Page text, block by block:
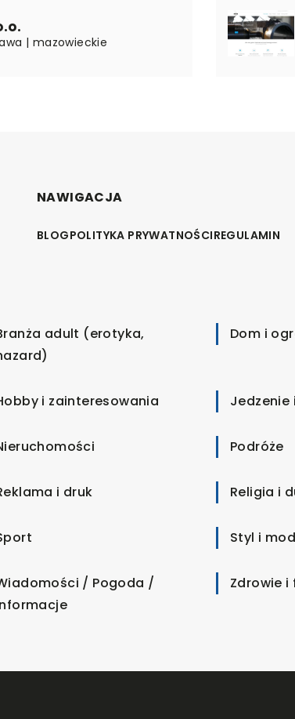
| mazowieckie
NAWIGACJA
BLOGPOLITYKA PRYWATNOŚCIREGULAMIN
adult (erotyka,
Dom i
i zainteresowania Jedzenie
Podróże
i druk Religia i
Styl i
/ Pogoda /
Zdrowie i